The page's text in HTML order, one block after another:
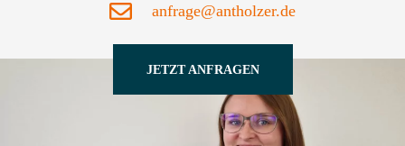
anfrage@antholzer.de
JETZT ANFRAGEN